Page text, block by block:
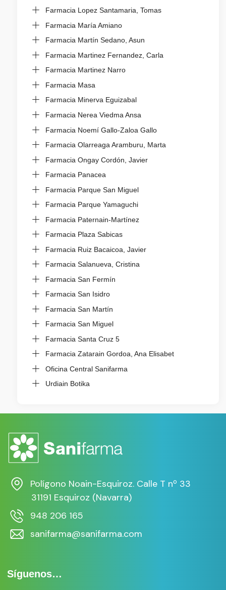
Farmacia Lopez Santamaria, Tomas
Farmacia María Amiano
Farmacia Martín Sedano, Asun
Farmacia Martinez Fernandez, Carla
Farmacia Martinez Narro
Farmacia Masa
Farmacia Minerva Eguizabal
Farmacia Nerea Viedma Ansa
Farmacia Noemí Gallo-Zaloa Gallo
Farmacia Olarreaga Aramburu, Marta
Farmacia Ongay Cordón, Javier
Farmacia Panacea
Farmacia Parque San Miguel
Farmacia Parque Yamaguchi
Farmacia Paternain-Martínez
Farmacia Plaza Sabicas
Farmacia Ruiz Bacaicoa, Javier
Farmacia Salanueva, Cristina
Farmacia San Fermín
Farmacia San Isidro
Farmacia San Martín
Farmacia San Miguel
Farmacia Santa Cruz 5
Farmacia Zatarain Gordoa, Ana Elisabet
Oficina Central Sanifarma
Urdiain Botika
Polígono Noain-Esquiroz. Calle T nº 33
31191 Esquiroz (Navarra)
948 206 165
sanifarma@sanifarma.com
Síguenos…